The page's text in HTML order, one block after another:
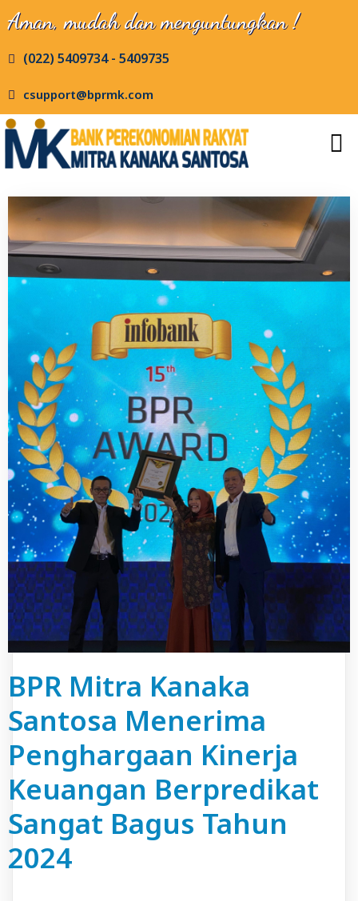
Aman, mudah dan menguntungkan !
(022) 5409734 - 5409735
csupport@bprmk.com
BPR Mitra Kanaka
Santosa Menerima
Penghargaan Kinerja
Keuangan Berpredikat
Sangat Bagus Tahun
2024